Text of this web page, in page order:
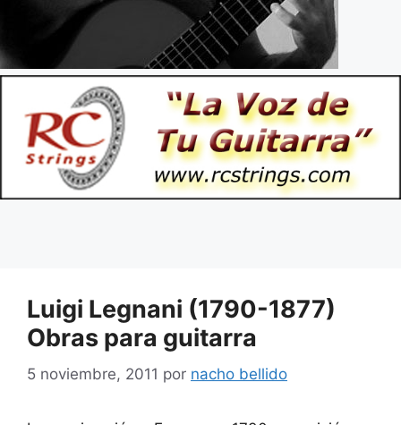
Luigi Legnani (1790-1877)
Obras para guitarra
5 noviembre, 2011 por nacho bellido